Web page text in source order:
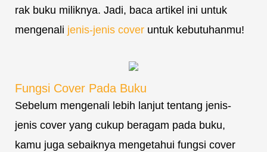
rak buku miliknya. Jadi, baca artikel ini untuk
mengenali jenis-jenis cover untuk kebutuhanmu!
Fungsi Cover Pada Buku
Sebelum mengenali lebih lanjut tentang jenis-
jenis cover yang cukup beragam pada buku,
kamu juga sebaiknya mengetahui fungsi cover